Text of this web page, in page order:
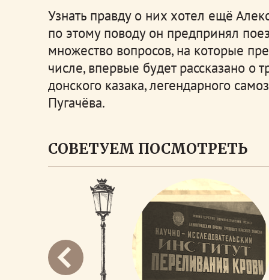
Узнать правду о них хотел ещё
по этому поводу он предпринял
множество вопросов, на которые
числе, впервые будет рассказано о
донского казака, легендарного
Пугачёва.
СОВЕТУЕМ ПОСМОТРЕТЬ